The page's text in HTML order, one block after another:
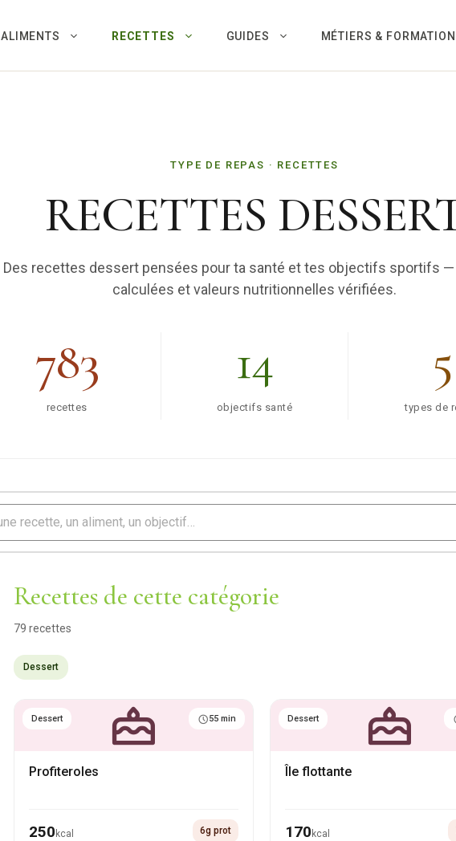
ALIMENTS RECETTES GUIDES MÉTIERS &
TYPE DE REPAS · RECETTES
RECETTES
Des recettes dessert pensées pour ta santé et tes objectifs sportifs
calculées et valeurs nutritionnelles vérifiées.
783
recettes
14
objectifs santé
5
types de
Recettes de cette catégorie
79 recettes
Dessert
Dessert 55 min
Profiteroles
250 kcal 6g prot
Dessert
Île flottante
170 kcal